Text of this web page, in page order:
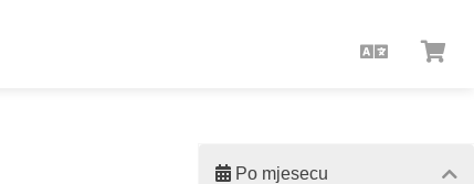
Hrvatski
Po mjesecu